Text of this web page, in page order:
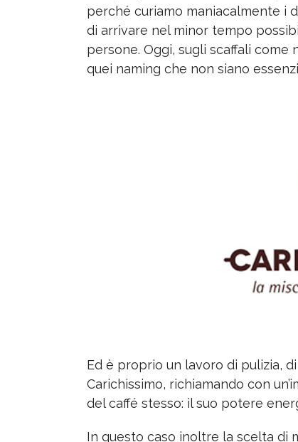
perché curiamo maniacalmente i
di arrivare nel minor tempo
persone. Oggi, sugli scaffali
quei naming che non siano
Ed è proprio un lavoro di pulizia,
Carichissimo, richiamando con
del caffé stesso: il suo potere
In questo caso inoltre la scelta di